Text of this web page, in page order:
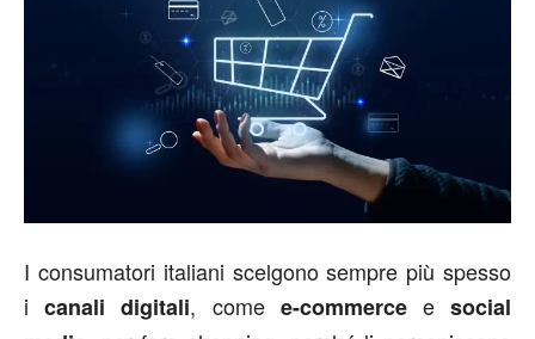
I consumatori italiani scelgono sempre più spesso
icanali digitali, come e-commerceesocial